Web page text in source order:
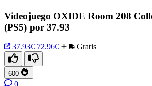
Videojuego OXIDE Room 208
(PS5) por 37.93
37.93€ 72.96€ Gratis
600